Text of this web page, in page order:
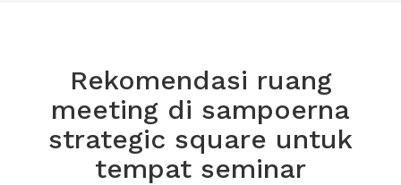
Rekomendasi ruang
meeting di sampoerna
strategic square untuk
tempat seminar